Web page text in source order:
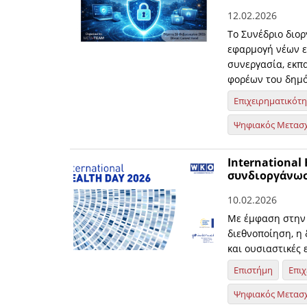
12.02.2026
Το Συνέδριο
εφαρμογή νέων
συνεργασία,
φορέων του
Ψηφιακός
International
10.02.2026
Με έμφαση στην
διεθνοποίηση,
και
Επιστήμη
Ψηφιακός